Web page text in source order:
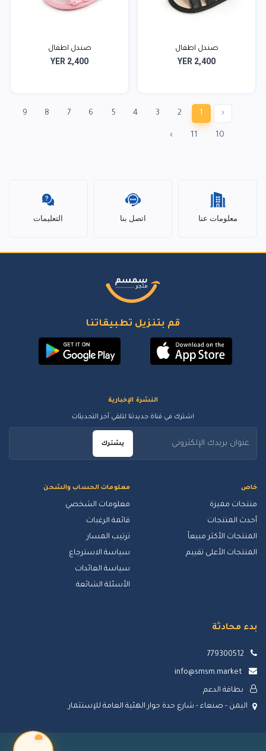
صندل اطفال
YER 2,400
صندل اطفال
YER 2,400
‹
1
2
3
4
5
6
7
8
9
10
11
›
معلومات عنا اتصل بنا التعليمات
قم بتنزيل تطبيقاتنا
خاص
منتجات مميزة
أحدث المنتجات
المنتجات الأكثر مبيعاً
المنتجات الأعلى تقييم
معلومات الحساب والشحن
معلومات الشخصي
قائمة الرغبات
ترتيب المسار
سياسة الاسترجاع
سياسة العائدات
الأسئلة الشائعة
النشرة الإخبارية
اشترك في قناة جديدتنا لتلقي آخر التحديثات
يشترك
بدء محادثة
779300512
info@smsm.market
بطاقة الدعم
اليمن - صنعاء - شارع حدة جوار الهئية العامة للإستثمار